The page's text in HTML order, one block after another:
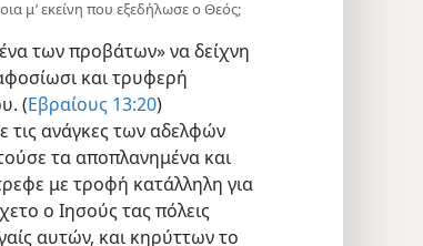
μ’ εκείνη που εξεδήλωσε ο Θεός;
των προβάτων» να δείχνη
και τρυφερή
(Εβραίους 13:20)
τις ανάγκες των αδελφών
τα αποπλανημένα και
με τροφή κατάλληλη για
ο Ιησούς τας πόλεις
αυτών, και κηρύττων το